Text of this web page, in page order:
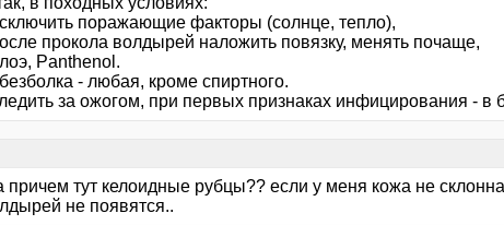
поражающие факторы (солнце, тепло),
прокола волдырей наложить повязку, менять почаще,
Panthenol.
- любая, кроме спиртного.
за ожогом, при первых признаках инфицирования - в
причем тут келоидные рубцы?? если у меня кожа не
не появятся..